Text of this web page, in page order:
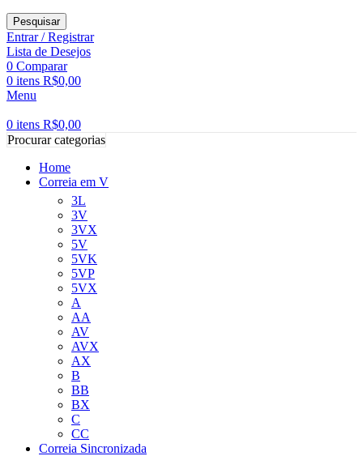
Pesquisar
Entrar / Registrar
Lista de Desejos
0 Comparar
0 itens R$0,00
Menu
0 itens R$0,00
Procurar categorias
Home
Correia em V
3L
3V
3VX
5V
5VK
5VP
5VX
A
AA
AV
AVX
AX
B
BB
BX
C
CC
Correia Sincronizada